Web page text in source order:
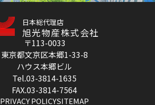
日本総代理店
旭光物産株式会社
〒113-0033
東京都文京区本郷1-33-8
ハウス本郷ビル
Tel.03-3814-1635
FAX.03-3814-7564
PRIVACY POLICYSITEMAP